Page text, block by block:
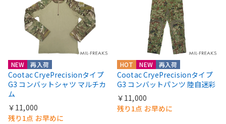
NEW 再入荷
Cootac CryePrecisionタイプ
G3 コンバットシャツ マルチカ
ム
￥11,000
残り1点 お早めに
HOT NEW 再入荷
Cootac CryePrecisionタイプ
G3 コンバットパンツ 陸自迷彩
￥11,000
残り1点 お早めに